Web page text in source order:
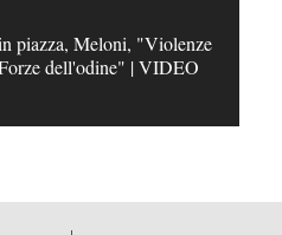
piazza, Meloni, "Violenze
dell'odine" | VIDEO